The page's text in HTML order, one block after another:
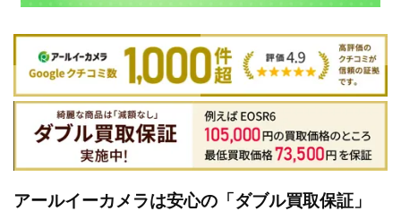
アールイーカメラは安心の「ダブル買取保証」